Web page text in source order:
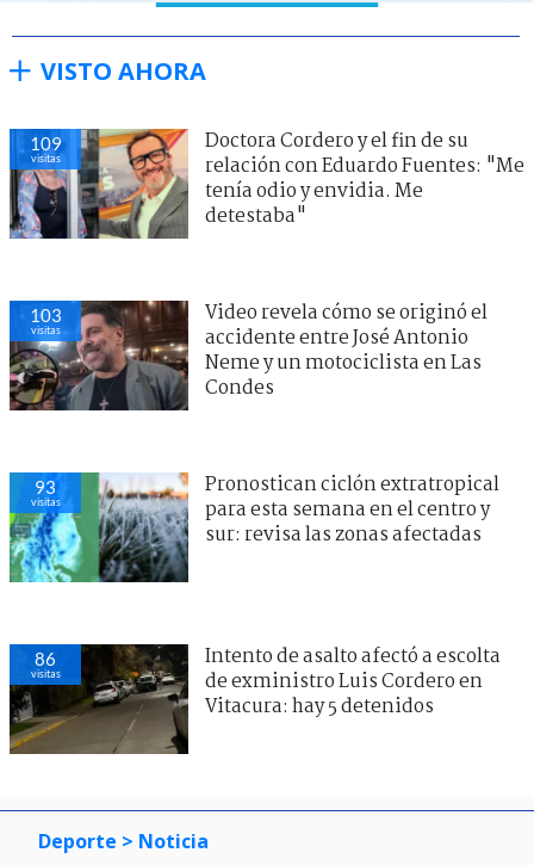
VISTO AHORA
109
visitas
Doctora Cordero y el fin de su
relación con Eduardo Fuentes: "Me
tenía odio y envidia. Me
detestaba"
103
visitas
Video revela cómo se originó el
accidente entre José Antonio
Neme y un motociclista en Las
Condes
93
visitas
Pronostican ciclón extratropical
para esta semana en el centro y
sur: revisa las zonas afectadas
86
visitas
Intento de asalto afectó a escolta
de exministro Luis Cordero en
Vitacura: hay 5 detenidos
Deporte > Noticia